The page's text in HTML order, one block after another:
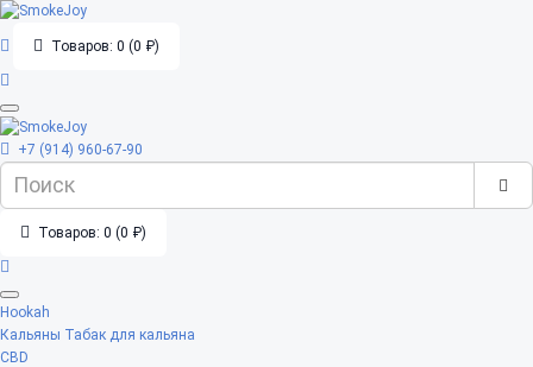
Товаров: 0 (0 ₽)
+7 (914) 960-67-90
Товаров: 0 (0 ₽)
Hookah
Кальяны Табак для кальяна
CBD